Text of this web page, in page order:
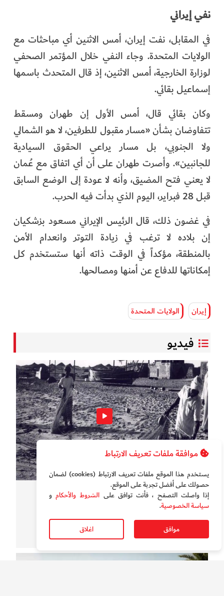
نفي إيراني
في المقابل، نفت إيران، أمس الاثنين أي مباحثات مع
الولايات المتحدة. وجاء النفي خلال المؤتمر الصحفي
لوزارة الخارجية، أمس الاثنين، إذ قال المتحدث باسمها
إسماعيل بقائي.
وكان بقائي قال، أمس الأول إن طهران ومسقط
تتفاوضان بشأن «مسار مقبول للطرفين، لا هو الشمالي
ولا الجنوبي، بل مسار يراعي الحقوق السيادية
للجانبين». وأصرت طهران على أن أي اتفاق مع عُمان
لا يعني فتح المضيق، وأنه لا عودة إلى الوضع السابق
قبل 28 فبراير، اليوم الذي بدأت فيه الحرب.
في غضون ذلك، قال الرئيس الإيراني مسعود بزشكيان
إن بلاده لا ترغب في زيادة التوتر وانعدام الأمن
بالمنطقة، مؤكداً في الوقت ذاته أنها ستستخدم كل
إمكاناتها للدفاع عن أمنها ومصالحها.
إيران الولايات المتحدة
فيديو
وثائقيات الخور
بالفيديو.. الحياة في دبي خلال الستينات
موافقة ملفات تعريف الارتباط
يستخدم هذا الموقع ملفات تعريف الارتباط (cookies) لضمان
حصولك على أفضل تجربة على الموقع‏.
إذا واصلت التصفح ، فأنت توافق على الشروط والأحكامو
سياسة الخصوصية.
موافق اغلاق